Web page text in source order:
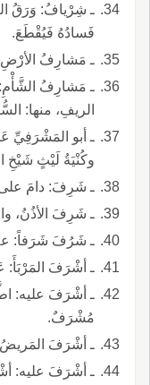
ـ شِرْيافُ: وَرَقُ
فَسادُهُ فَيُقْطَعَ.
ـ مَشارِفُ الأرْضِ:
ـ مَشارِفُ
الريفِ، منها:
ـ
وكُنْيَةُ لَيْثٍ شَيْخِ
ـ شَرِفَ: دامَ على
ـ شَرِفَ الأذُنُ، والمَنْكِبُ: ارْتَفَعا.
ـ شَرُفَ شَرَفاً: علا في دينٍ أو دُنْيا.
ـ أشْرَفَ المَرْبَأَ: عَلاَهُ، كشَرَّفَهُ وشارَفَهُ.
ـ أشْرَفَ
مُشْرَفٌ.
ـ أشْرَفَ المَريضُ على المَوْتِ: أشْفَى.
ـ أشْرَفَ عليه: أشْفَقَ.